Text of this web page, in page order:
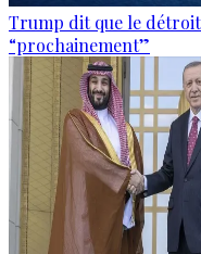
Trump dit que le
“prochainement”